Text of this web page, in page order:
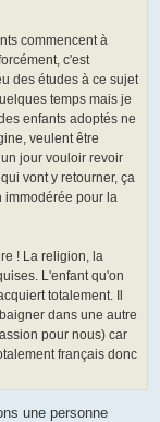
commencent à
c'est
des études à ce sujet
temps mais je
enfants adoptés ne
veulent être
jour vouloir revoir
vont y retourner, ça
immodérée pour la
! La religion, la
L'enfant qu'on
totalement. Il
dans une autre
pour nous) car
français donc
une personne